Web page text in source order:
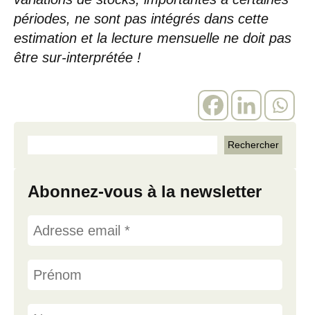
périodes, ne sont pas intégrés dans cette
estimation et la lecture mensuelle ne doit pas
être sur-interprétée !
Abonnez-vous à la newsletter